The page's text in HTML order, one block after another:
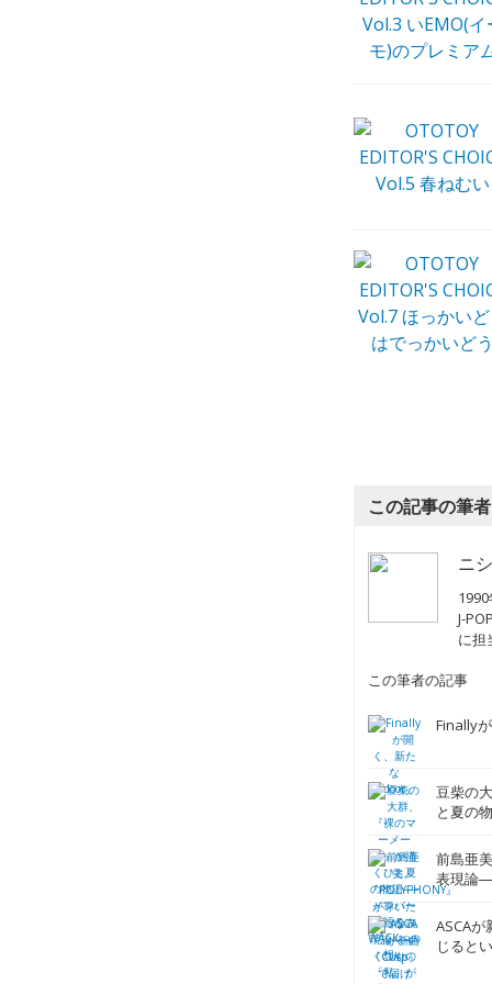
この記事の筆者
ニ
J-
に担
この筆者の記事
Finally
豆柴の
と夏の
前島亜
表現論
りの表
ASCA
じると